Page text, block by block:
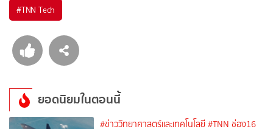
#TNN Tech
ยอดนิยมในตอนนี้
#ข่าววิทยาศาสตร์และเทคโนโลยี #TNN ช่อง16